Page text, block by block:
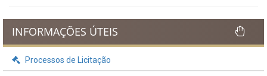
INFORMAÇÕES ÚTEIS
Processos de Licitação